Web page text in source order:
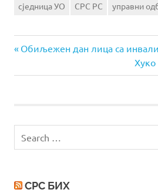
сједница УО СРС РС управни
Post
navigation
Previous
Обиљежен дан лица са
Next
Post:
for:
СРС БИХ